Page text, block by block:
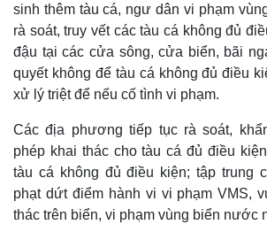
sinh thêm tàu cá, ngư dân vi phạm
rà soát, truy vết các tàu cá không đủ
đậu tại các cửa sông, cửa biển, bãi
quyết không để tàu cá không đủ điều
xử lý triệt để nếu cố tình vi phạm.
Các địa phương tiếp tục rà soát,
phép khai thác cho tàu cá đủ điều
tàu cá không đủ điều kiện; tập trung
phạt dứt điểm hành vi vi phạm VMS,
thác trên biển, vi phạm vùng biển nước